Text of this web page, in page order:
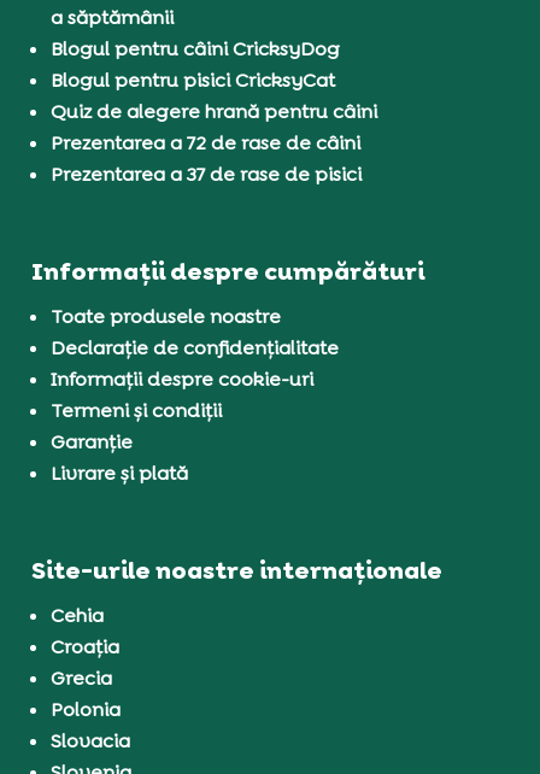
a săptămânii
Blogul pentru câini CricksyDog
Blogul pentru pisici CricksyCat
Quiz de alegere hrană pentru câini
Prezentarea a 72 de rase de câini
Prezentarea a 37 de rase de pisici
Informații despre cumpărături
Toate produsele noastre
Declarație de confidențialitate
Informații despre cookie-uri
Termeni și condiții
Garanție
Livrare și plată
Site-urile noastre internaționale
Cehia
Croația
Grecia
Polonia
Slovacia